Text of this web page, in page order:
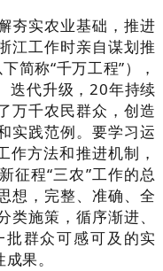
夯实农业基础，推进
江工作时亲自谋划推
简称“千万工程”），
迭代升级，20年持续
万千农民群众，创造
实践范例。要学习运
作方法和推进机制，
征程“三农”工作的总
想，完整、准确、全
施策，循序渐进、
群众可感可及的实
果。